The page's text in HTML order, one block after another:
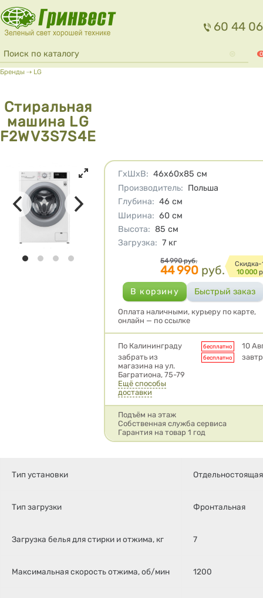
Перейти к основному содержанию
60 44 06
Форма поиска
Поиск 0
Вы здесь
Бренды ⇢ LG
Стиральная
машина LG
F2WV3S7S4E
Характеристики
ГхШхВ: 46х60х85 см
Производитель: Польша
Глубина: 46 см
Ширина: 60 см
Высота: 85 см
Загрузка: 7 кг
Цена
54 990 руб.
44 990 руб. Cкидка-
10 000
Оплата наличными, курьеру по карте,
онлайн — по ссылке
Условия доставки
По Калининграду бесплатно
10
забрать из
магазина на ул.
Багратиона, 75-79
бесплатно
Ещё способы
доставки
Подъём на этаж
Собственная служба сервиса
Гарантия на товар 1 год
Тип установки Отдельностоящая
Тип загрузки Фронтальная
Загрузка белья для стирки и отжима, кг 7
Максимальная скорость отжима, об/мин 1200